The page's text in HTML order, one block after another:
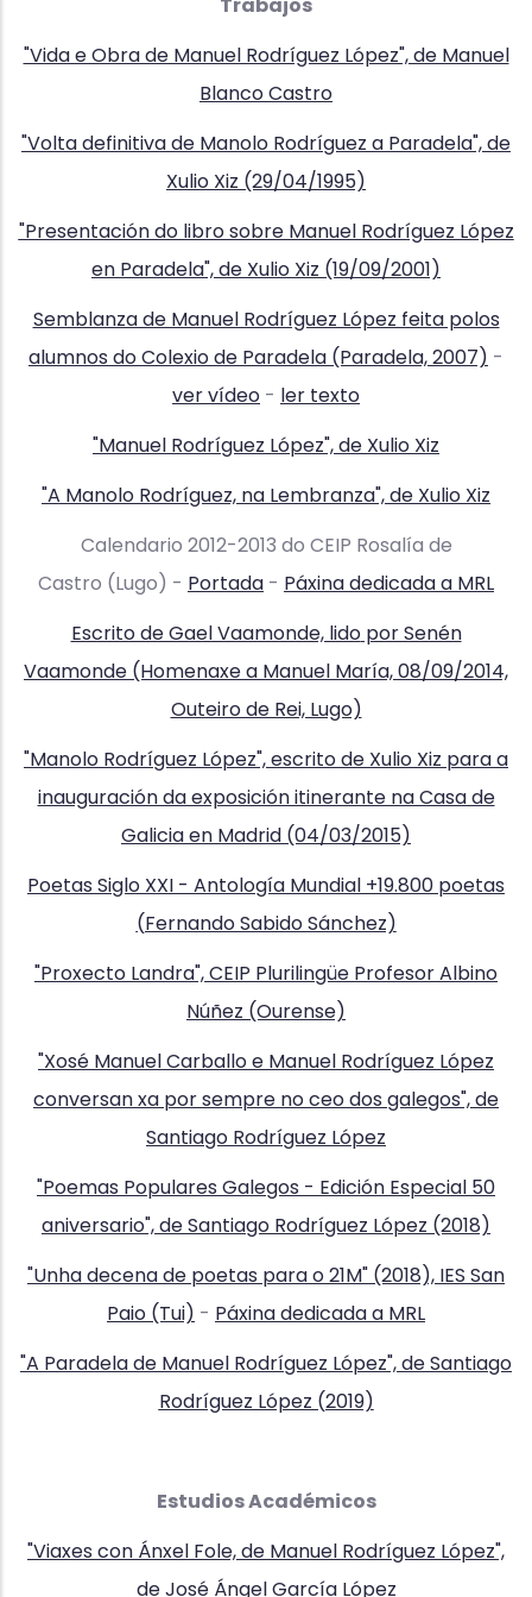
"Vida e Obra de Manuel Rodríguez López", de Manuel
Blanco Castro
"Volta definitiva de Manolo Rodríguez a Paradela", de
Xulio Xiz (29/04/1995)
"Presentación do libro sobre Manuel Rodríguez López
en Paradela", de Xulio Xiz (19/09/2001)
Semblanza de Manuel Rodríguez López feita polos
alumnos do Colexio de Paradela (Paradela, 2007) -
ver vídeo - ler texto
"Manuel Rodríguez López", de Xulio Xiz
"A Manolo Rodríguez, na Lembranza", de Xulio Xiz
Calendario 2012-2013 do CEIP Rosalía de
Castro (Lugo) - Portada - Páxina dedicada a MRL
Escrito de Gael Vaamonde, lidopor Senén
Vaamonde (Homenaxe a Manuel María, 08/09/2014,
Outeiro de Rei, Lugo)
"Manolo Rodríguez López", escrito de Xulio Xiz para a
inauguración da exposición itinerante na Casa de
Galicia en Madrid (04/03/2015)
Poetas Siglo XXI - Antología Mundial +19.800 poetas
(Fernando Sabido Sánchez)
"Proxecto Landra", CEIP Plurilingüe Profesor Albino
Núñez (Ourense)
"Xosé Manuel Carballo e Manuel Rodríguez López
conversan xa por sempre no ceo dos galegos", de
Santiago Rodríguez López
"Poemas Populares Galegos - Edición Especial 50
aniversario", de Santiago Rodríguez López (2018)
"Unha decena de poetas para o 21M" (2018), IES San
Paio (Tui) - Páxina dedicada a MRL
"A Paradela de Manuel Rodríguez López", de Santiago
Rodríguez López (2019)
Estudios Académicos
"Viaxes con Ánxel Fole, de Manuel Rodríguez López",
de José Ángel García López